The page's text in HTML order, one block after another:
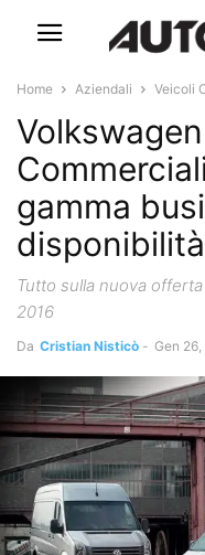
Home Aziendali Veicoli
gamma
disponibilità
Tutto sulla nuova
2016
Da Cristian Nisticò - Gen